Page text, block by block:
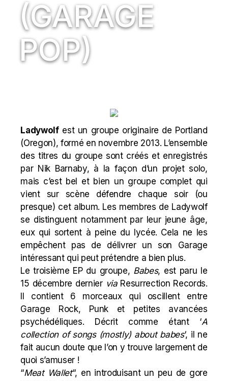
(GARAGE
POP)
Ladywolfest un groupe originaire de Portland
(Oregon), formé en novembre 2013. L’ensemble
des titres du groupe sont créés et enregistrés
par Nik Barnaby, à la façon d’un projet solo,
mais c’est bel et bien un groupe complet qui
vient sur scène défendre chaque soir (ou
presque) cet album. Les membres de Ladywolf
se distinguent notamment par leur jeune âge,
eux qui sortent à peine du lycée. Cela ne les
empêchent pas de délivrer un son Garage
intéressant qui peut prétendre a bien plus.
Le troisième EP du groupe, Babes, est paru le
15 décembre dernier via Resurrection Records.
Il contient 6 morceaux qui oscillent entre
Garage Rock, Punk et petites avancées
psychédéliques. Décrit comme étant ‘A
collection of songs (mostly) about babes‘, il ne
fait aucun doute que l’on y trouve largement de
quoi s’amuser !
“Meat Wallet“, en introduisant un peu de gore